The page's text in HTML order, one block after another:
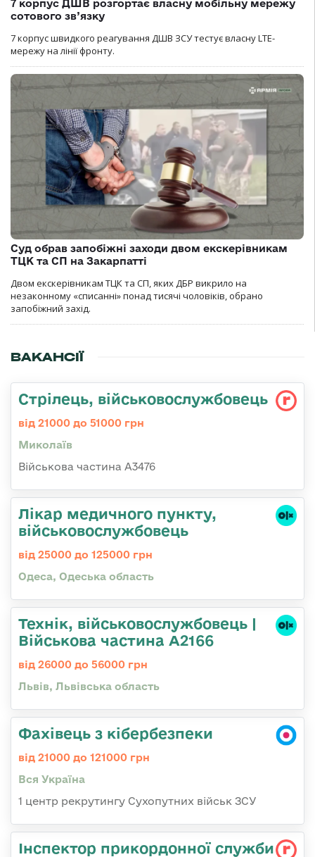
7 корпус ДШВ розгортає власну мобільну мережу
сотового зв’язку
7 корпус швидкого реагування ДШВ ЗСУ тестує власну LTE-
мережу на лінії фронту.
Суд обрав запобіжні заходи двом екскерівникам
ТЦК та СП на Закарпатті
Двом екскерівникам ТЦК та СП, яких ДБР викрило на
незаконному «списанні» понад тисячі чоловіків, обрано
запобіжний захід.
ВАКАНСІЇ
Стрілець, військовослужбовець
від 21000 до 51000 грн
Миколаїв
Військова частина А3476
Лікар медичного пункту,
військовослужбовець
від 25000 до 125000 грн
Одеса, Одеська область
Технік, військовослужбовець |
Військова частина А2166
від 26000 до 56000 грн
Львів, Львівська область
Фахівець з кібербезпеки
від 21000 до 121000 грн
Вся Україна
1 центр рекрутингу Сухопутних військ ЗСУ
Інспектор прикордонної служби